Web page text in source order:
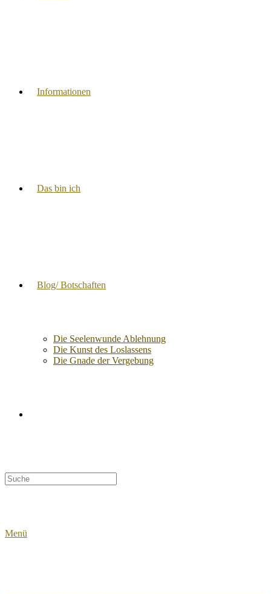
Informationen
Das bin ich
Blog/ Botschaften
Die Seelenwunde Ablehnung
Die Kunst des Loslassens
Die Gnade der Vergebung
Suche
nach:
Menü